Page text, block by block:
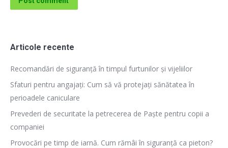
Articole recente
Recomandări de siguranță în timpul furtunilor și vijeliilor
Sfaturi pentru angajați: Cum să vă protejați sănătatea în
perioadele caniculare
Prevederi de securitate la petrecerea de Paște pentru copii a
companiei
Provocări pe timp de iarnă. Cum rămâi în siguranță ca pieton?